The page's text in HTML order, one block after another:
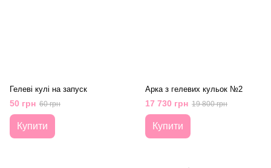
Гелеві кулі на запуск
50 грн 60 грн
Купити
Арка з гелевих кульок №2
17 730 грн 19 800 грн
Купити